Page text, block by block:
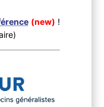
(new) !